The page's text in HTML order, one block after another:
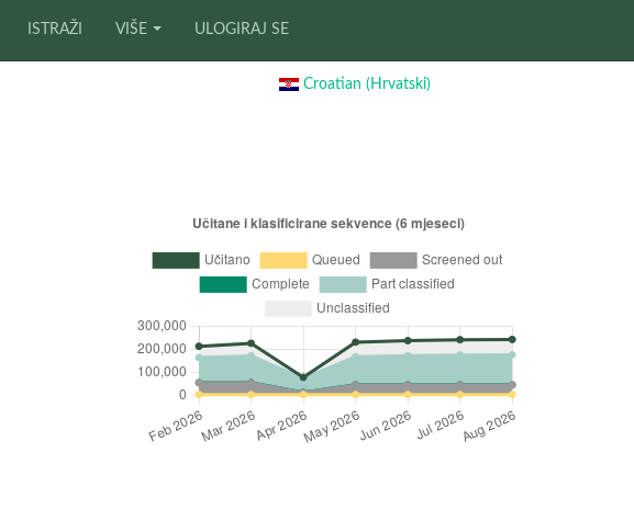
Croatian (Hrvatski)
ISTRAŽI VIŠE ULOGIRAJ SE